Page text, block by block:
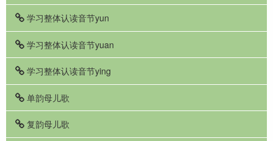
学习整体认读音节yun
学习整体认读音节yuan
学习整体认读音节ying
单韵母儿歌
复韵母儿歌